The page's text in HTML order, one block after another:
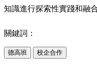
知識進行探索性實踐和融合
關鍵詞：
德高班 校企合作